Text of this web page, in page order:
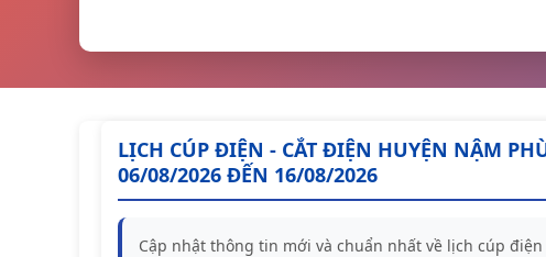
LỊCH CÚP ĐIỆN - CẮT ĐIỆN HUYỆN NẬM
06/08/2026 ĐẾN 16/08/2026
Cập nhật thông tin mới và chuẩn nhất về lịch cúp